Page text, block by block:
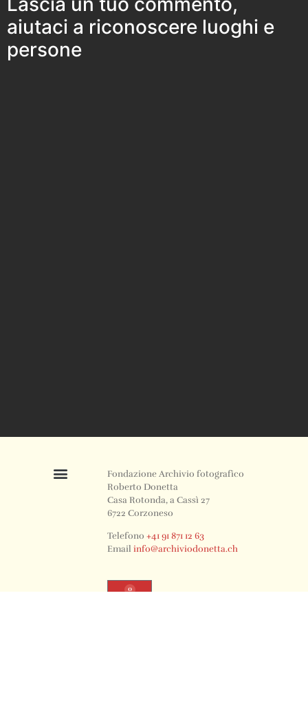
aiutaci a riconoscere luoghi e
persone
Fondazione Archivio fotografico
Roberto Donetta
Casa Rotonda, a Cassì 27
6722 Corzoneso
Telefono+41 91 871 12 63
Emailinfo@archiviodonetta.ch
0